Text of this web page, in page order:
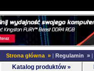
Strona główna » | Regulamin » |
Katalog produktów »